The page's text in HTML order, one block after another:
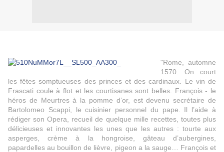
"Rome, automne
1570. On court
les fêtes somptueuses des princes et des cardinaux. Le vin de
Frascati coule à flot et les courtisanes sont belles. François - le
héros de Meurtres à la pomme d’or, est devenu secrétaire de
Bartolomeo Scappi, le cuisinier personnel du pape. Il l’aide à
rédiger son Opera, recueil de quelque mille recettes, toutes plus
délicieuses et innovantes les unes que les autres : tourte aux
asperges, crème à la hongroise, gâteau d’aubergines,
papardelles au bouillon de lièvre, pigeon a la sauge… François et